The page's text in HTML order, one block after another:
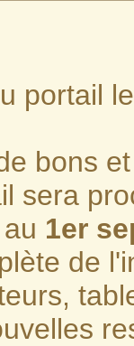
portail
bons
sera
1er
de